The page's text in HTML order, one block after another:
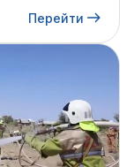
Перейти